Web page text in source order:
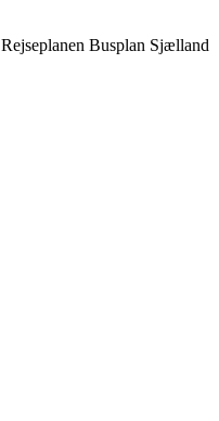
Rejseplanen Busplan Sjælland